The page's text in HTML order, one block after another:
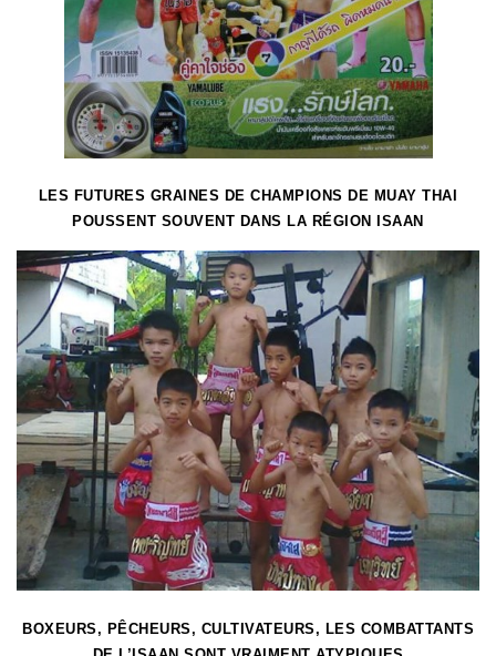
LES FUTURES GRAINES DE CHAMPIONS DE MUAY THAI
POUSSENT SOUVENT DANS LA RÉGION ISAAN
BOXEURS, PÊCHEURS, CULTIVATEURS, LES COMBATTANTS